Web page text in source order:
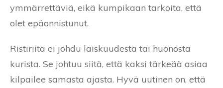
ymmärrettäviä, eikä kumpikaan tarkoita, että
olet epäonnistunut.
Ristiriita ei johdu laiskuudesta tai huonosta
kurista. Se johtuu siitä, että kaksi tärkeää asiaa
kilpailee samasta ajasta. Hyvä uutinen on, että